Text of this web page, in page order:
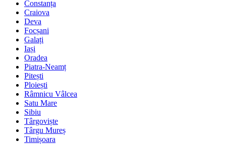
Constanța
Craiova
Deva
Focșani
Galați
Iași
Oradea
Piatra-Neamț
Pitești
Ploiești
Râmnicu Vâlcea
Satu Mare
Sibiu
Târgoviște
Târgu Mureș
Timișoara